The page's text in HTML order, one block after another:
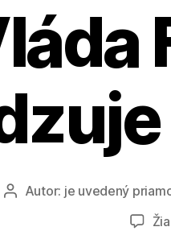
AutorAutor: je uvedený